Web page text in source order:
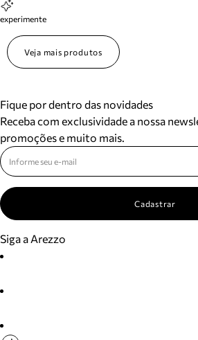
experimente
Veja mais produtos
Fique por dentro das novidades
Receba com exclusividade a nossa
promoções e muito mais.
Cadastrar
Siga a Arezzo